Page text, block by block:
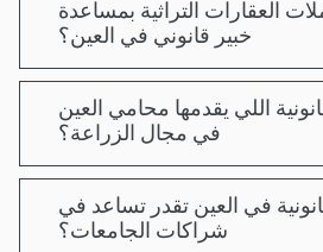
العقارات التراثية بمساعدة
خبير قانوني في العين؟
اللي يقدمها محامي العين
في مجال الزراعة؟
في العين تقدر تساعد في
شراكات الجامعات؟